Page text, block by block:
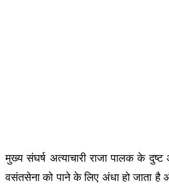
मुख्य संघर्ष अत्याचारी राजा पालक के
वसंतसेना को पाने के लिए अंधा हो जाता है